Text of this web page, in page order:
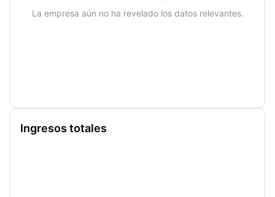
La empresa aún no ha revelado los datos relevantes.
Ingresos totales